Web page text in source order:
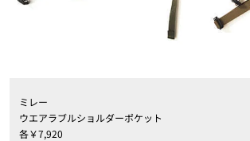
ミレー
ウエアラブルショルダーポケット
各￥7,920